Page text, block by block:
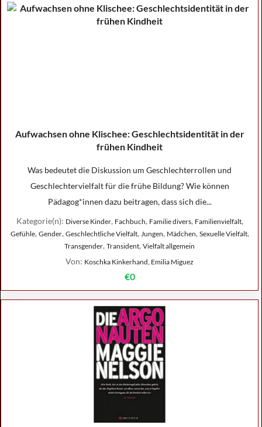
Aufwachsen ohne Klischee: Geschlechtsidentität in der
frühen Kindheit
Was bedeutet die Diskussion um Geschlechterrollen und
Geschlechtervielfalt für die frühe Bildung? Wie können
Pädagog*innen dazu beitragen, dass sich die...
Kategorie(n): Diverse Kinder, Fachbuch, Familie divers, Familienvielfalt,
Gefühle, Gender, Geschlechtliche Vielfalt, Jungen, Mädchen, Sexuelle Vielfalt,
Transgender, Transident, Vielfalt allgemein
Von: Koschka Kinkerhand, Emilia Miguez
€0